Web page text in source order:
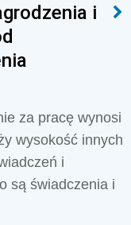
i
za pracę wynosi
wysokość innych
i
są świadczenia i